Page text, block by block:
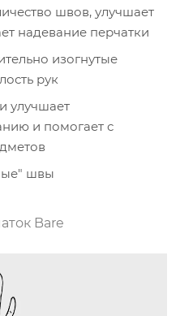
швов, улучшает
надевание перчатки
изогнутые
рук
улучшает
и помогает с
швы
Bare